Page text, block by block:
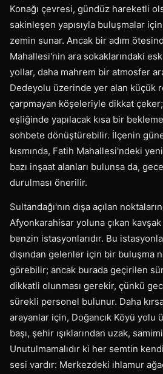
Konağı çevresi, gündüz hareketli
sakinleşen yapısıyla buluşmalar
zemin sunar. Ancak bir adım
Mahallesi'nin ara sokaklarındaki
yollar, daha mahrem bir atmosfer
Dedeyolu üzerinde yer alan küçük
çarpmayan köşeleriyle dikkat
eşliğinde yapılacak kısa bir
sohbete dönüştürebilir. İlçenin
kısmında, Fatih Mahallesi'ndeki
bazı inşaat alanları bulunsa da,
durulması önerilir.
Sultandağı'nın dışa açılan
Afyonkarahisar yoluna çıkan
benzin istasyonlarıdır. Bu
dışından gelenler için bir buluşma
görebilir; ancak burada geçirilen
dikkatli olunması gerekir, çünkü
sürekli personel bulunur. Daha
arayanlar için, Doğancık Köyü yolu
başı, şehir ışıklarından uzak,
Unutulmamalıdır ki her semtin
sesi vardır: Merkezdeki ıhlamur